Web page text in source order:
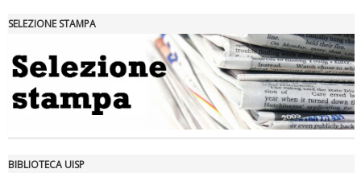
Tiziano Pesce nel Cda di Fondazione Terzjus: prima riunione a
SELEZIONE STAMPA
BIBLIOTECA UISP